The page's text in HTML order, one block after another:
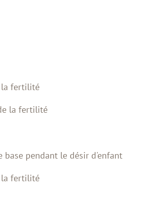
fertilité
la fertilité
base pendant le désir d'enfant
fertilité